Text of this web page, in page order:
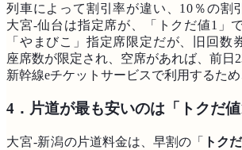
列車によって割引率が違い、10％の割
大宮-仙台は指定席が、「トクだ値1」
「やまびこ」指定席限定だが、旧回数
座席数が限定され、空席があれば、前日
新幹線eチケットサービスで利用するた
4．片道が最も安いのは「トクだ
大宮-新潟の片道料金は、早割の「 トク